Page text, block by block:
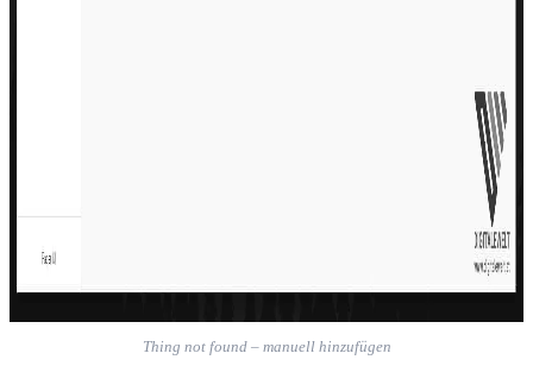
Thing not found – manuell hinzufügen